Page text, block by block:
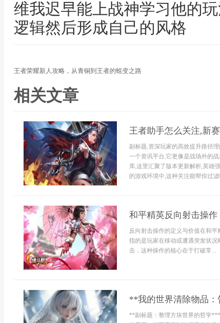
维我迟早能上战神学习他的
逻辑然后形成自己的风格
王者荣耀新人攻略，从青铜到王者的蜕变之路
相关文章
王者助手怎么关注,新
副标题,资深玩家的高效提升路径
一个资讯平台,它更像是战场外的
库,这里汇聚了版本更新解析,英雄
的游戏环境中,这种关注能帮你过
和平精英反向射击操
反向射击操作的定义与价值在和
指的是玩家在移动或遭遇突发状
击，这种操作的核心在于打破常...
**我的世界清除物品
**副标题：整理方块世界的哲学